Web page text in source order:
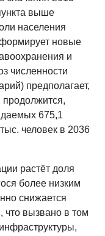
выше
населения
формирует новые
и
численности
предполагает,
продолжится,
675,1
человек в 2036
растёт доля
более низким
снижается
что вызвано в том